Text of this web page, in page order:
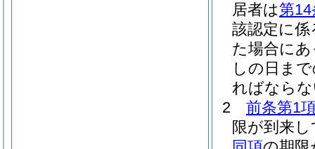
居者は第
該認定に係
た場合に
しの日ま
ればなら
2
前条第1
限が到来